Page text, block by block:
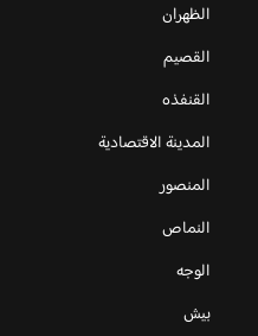
الظهران
القصيم
القنفذه
المدينة الاقتصادية
المنصور
النماص
الوجه
بيش